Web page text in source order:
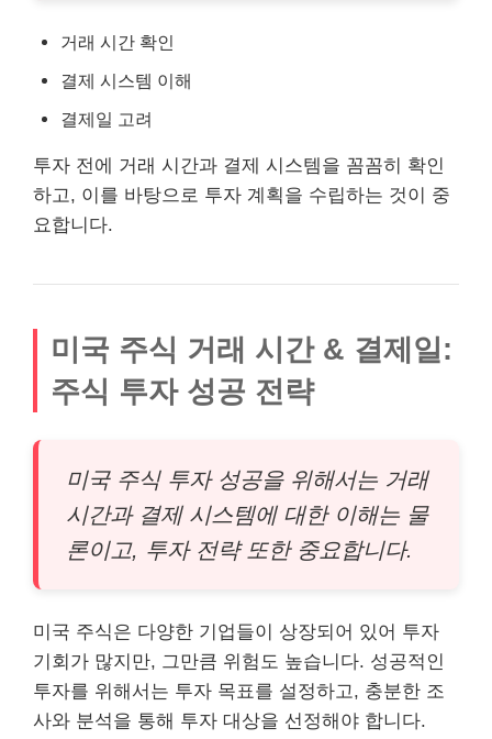
거래 시간 확인
결제 시스템 이해
결제일 고려
투자 전에 거래 시간과 결제 시스템을 꼼꼼히 확인
하고, 이를 바탕으로 투자 계획을 수립하는 것이 중
요합니다.
미국 주식 거래 시간 & 결제일:
주식 투자 성공 전략
미국 주식 투자 성공을 위해서는 거래
시간과 결제 시스템에 대한 이해는 물
론이고, 투자 전략 또한 중요합니다.
미국 주식은 다양한 기업들이 상장되어 있어 투자
기회가 많지만, 그만큼 위험도 높습니다. 성공적인
투자를 위해서는 투자 목표를 설정하고, 충분한 조
사와 분석을 통해 투자 대상을 선정해야 합니다.